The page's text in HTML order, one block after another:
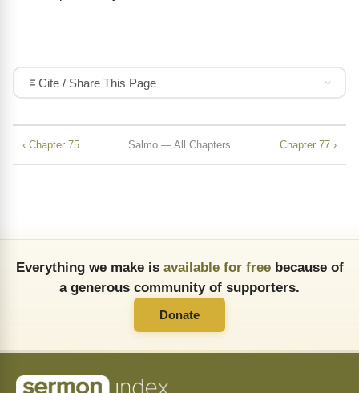
Cite / Share This Page
‹ Chapter 75 Salmo — All Chapters Chapter 77 ›
Everything we make is available for freebecause of
a generous community of supporters.
Donate